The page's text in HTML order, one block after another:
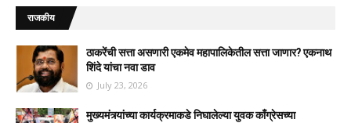
राजकीय
ठाकरेंची सत्ता असणारी एकमेव महापालिकेतील सत्ता जाणार? एकनाथ
शिंदे यांचा नवा डाव
July 23, 2026
मुख्यमंत्र्यांच्या कार्यक्रमाकडे निघालेल्या युवक काँग्रेसच्या